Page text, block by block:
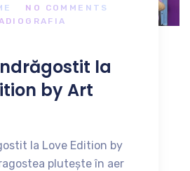
NO COMMENTS
la
by Art
la Love Edition by
plutește în aer